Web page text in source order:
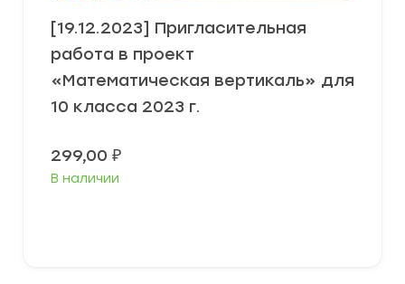
[19.12.2023] Пригласительная
работа в проект
«Математическая вертикаль» для
10 класса 2023 г.
299,00 ₽
В наличии